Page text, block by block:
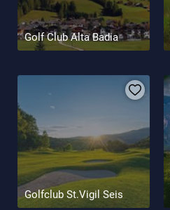
Golf Club Alta Badia
Golfclub St.Vigil Seis